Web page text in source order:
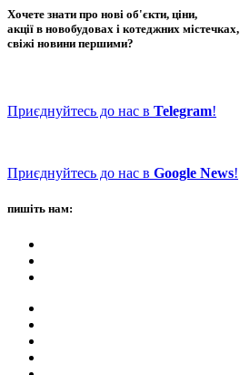
Хочете знати про нові об'єкти, ціни,
акції в новобудовах і котеджних містечках,
свіжі новини першими?
Приєднуйтесь до нас в Telegram!
Приєднуйтесь до нас в Google News!
пишіть нам: